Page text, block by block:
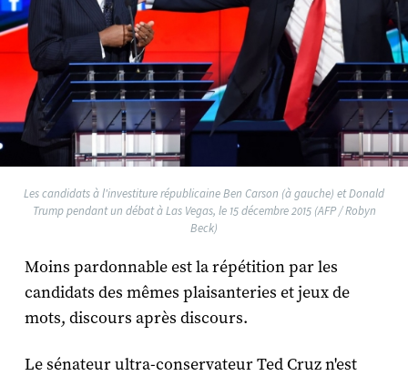
Les candidats à l'investiture républicaine Ben Carson (à gauche) et Donald
Trump pendant un débat à Las Vegas, le 15 décembre 2015 (AFP / Robyn
Beck)
Moins pardonnable est la répétition par les
candidats des mêmes plaisanteries et jeux de
mots, discours après discours.
Le sénateur ultra-conservateur Ted Cruz n'est